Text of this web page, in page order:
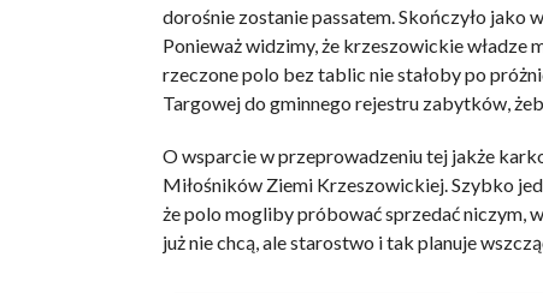
dorośnie zostanie passatem. Skończyło jako
Ponieważ widzimy, że krzeszowickie władze
rzeczone polo bez tablic nie stałoby po
Targowej do gminnego rejestru zabytków,
O wsparcie w przeprowadzeniu tej jakże
Miłośników Ziemi Krzeszowickiej. Szybko
że polo mogliby próbować sprzedać niczym,
już nie chcą, ale starostwo i tak planuje